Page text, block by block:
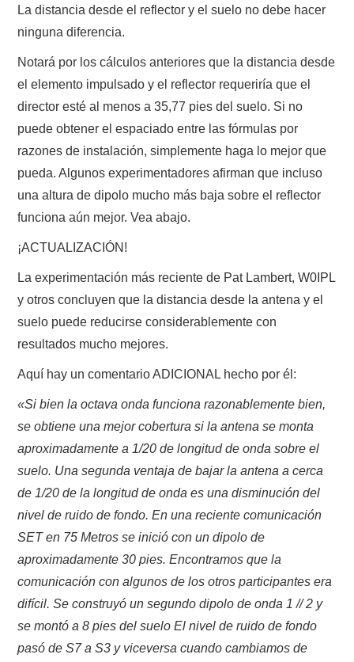
La distancia desde el reflector y el suelo no debe hacer
ninguna diferencia.
Notará por los cálculos anteriores que la distancia desde
el elemento impulsado y el reflector requeriría que el
director esté al menos a 35,77 pies del suelo. Si no
puede obtener el espaciado entre las fórmulas por
razones de instalación, simplemente haga lo mejor que
pueda. Algunos experimentadores afirman que incluso
una altura de dipolo mucho más baja sobre el reflector
funciona aún mejor. Vea abajo.
¡ACTUALIZACIÓN!
La experimentación más reciente de Pat Lambert, W0IPL
y otros concluyen que la distancia desde la antena y el
suelo puede reducirse considerablemente con
resultados mucho mejores.
Aquí hay un comentario ADICIONAL hecho por él:
«Si bien la octava onda funciona razonablemente bien,
se obtiene una mejor cobertura si la antena se monta
aproximadamente a 1/20 de longitud de onda sobre el
suelo. Una segunda ventaja de bajar la antena a cerca
de 1/20 de la longitud de onda es una disminución del
nivel de ruido de fondo. En una reciente comunicación
SET en 75 Metros se inició con un dipolo de
aproximadamente 30 pies. Encontramos que la
comunicación con algunos de los otros participantes era
difícil. Se construyó un segundo dipolo de onda 1 // 2 y
se montó a 8 pies del suelo El nivel de ruido de fondo
pasó de S7 a S3 y viceversa cuando cambiamos de